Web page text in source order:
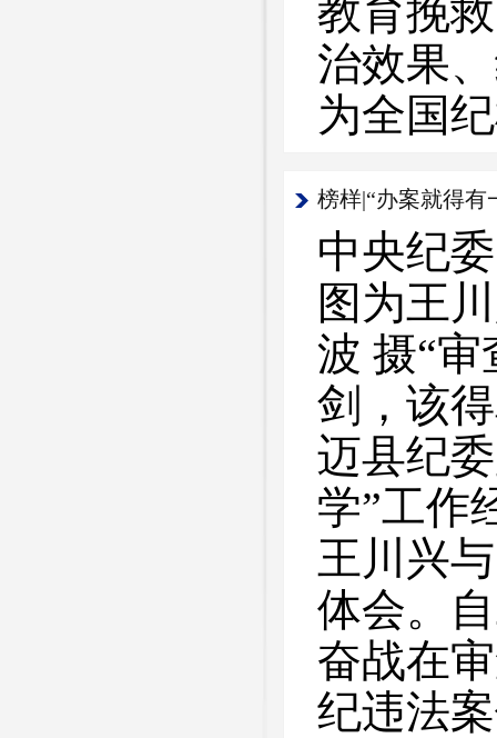
教育挽
治效果
为全国
中央纪
图为王
波 摄“
剑，该
迈县纪
学”工作
王川兴
体会。
奋战在
纪违法